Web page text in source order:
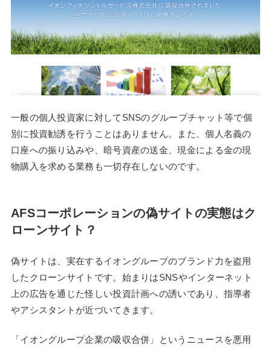
一般の個人投資家に対してSNSのグループチャット等で個
別に投資勧誘を行うことはありません。また、個人名義の
口座への振り込みや、暗号資産の送金、現金による金の現
物購入を求める業務も一切存在しないのです。
AFSコーポレーションの偽サイトの実態はク
ローンサイト？
偽サイトは、実在するイオングループのブランド力を盗用
したクローンサイトです。始まりはSNSやインターネット
上の広告を通じた怪しい投資計画への誘いであり、指導者
やアシスタントが近づいてきます。
「イオングループ企業の吸収合併」というニュースを悪用